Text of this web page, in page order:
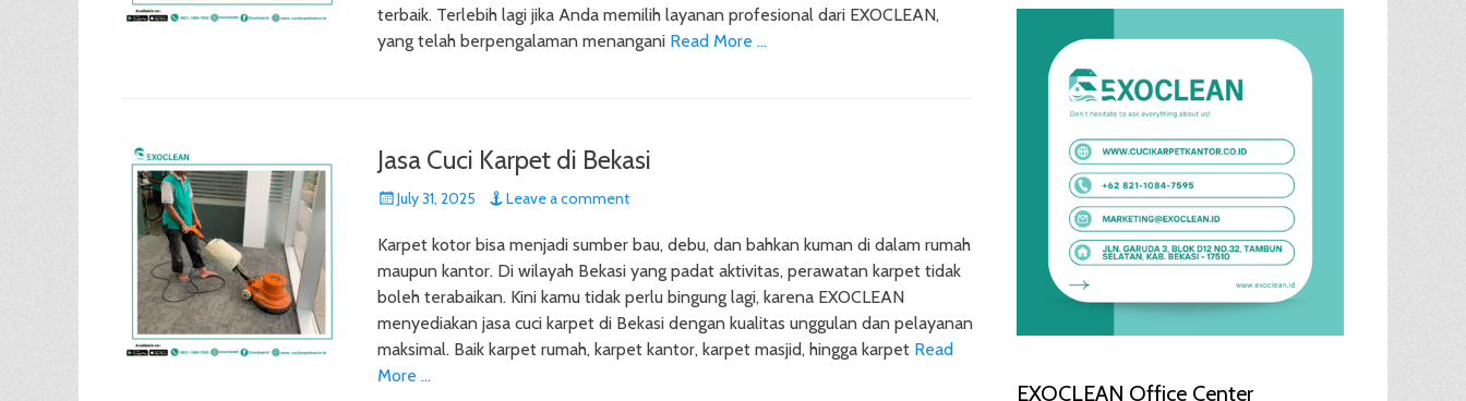
terbaik. Terlebih lagi jika Anda memilih layanan profesional dari EXOCLEAN,
yang telah berpengalaman menangani Read More …
Jasa Cuci Karpet di Bekasi
Posted
July 31, 2025 Leave a comment
Karpet kotor bisa menjadi sumber bau, debu, dan bahkan kuman di dalam rumah
maupun kantor. Di wilayah Bekasi yang padat aktivitas, perawatan karpet tidak
boleh terabaikan. Kini kamu tidak perlu bingung lagi, karena EXOCLEAN
menyediakan jasa cuci karpet di Bekasi dengan kualitas unggulan dan pelayanan
maksimal. Baik karpet rumah, karpet kantor, karpet masjid, hingga karpet Read
More …
EXOCLEAN Office Center